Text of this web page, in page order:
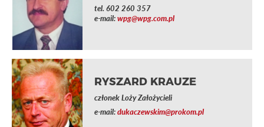
tel. 602 260 357
e-mail:wpg@wpg.com.pl
RYSZARD KRAUZE
członek Loży Założycieli
e-mail:dukaczewskim@prokom.pl